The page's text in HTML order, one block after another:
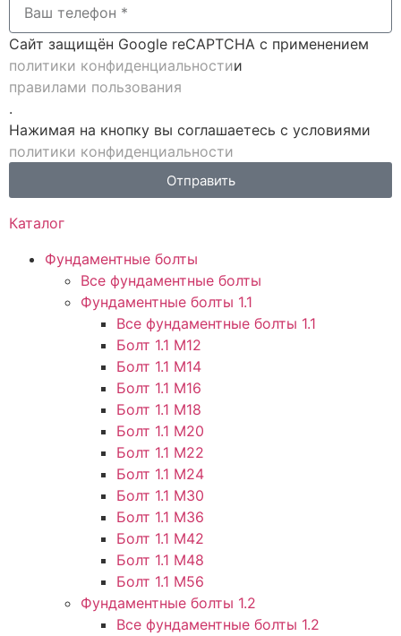
Каталог
Фундаментные болты
Все фундаментные болты
Фундаментные болты 1.1
Все фундаментные болты 1.1
Болт 1.1 М12
Болт 1.1 М14
Болт 1.1 М16
Болт 1.1 М18
Болт 1.1 М20
Болт 1.1 М22
Болт 1.1 М24
Болт 1.1 М30
Болт 1.1 М36
Болт 1.1 М42
Болт 1.1 М48
Болт 1.1 М56
Фундаментные болты 1.2
Все фундаментные болты 1.2
Сайт защищён Google reCAPTCHA с применением
политики конфиденциальностии
правилами пользования
.
Нажимая на кнопку вы соглашаетесь с условиями
политики конфиденциальности
Отправить